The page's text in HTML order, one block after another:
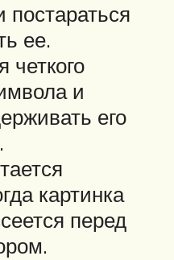
постараться
ее.
четкого
и
его
картинка
перед